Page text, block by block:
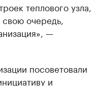
теплового узла,
свою очередь,
—
посоветовали
и